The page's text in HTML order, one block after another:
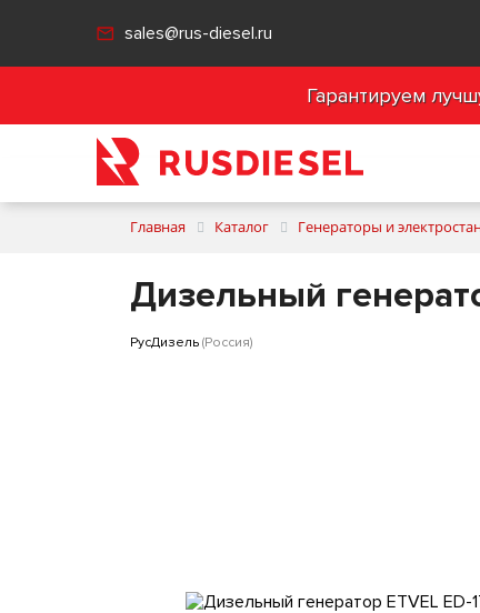
sales@rus-diesel.ru
Гарантируем
Главная Каталог Генераторы и
Дизельный
РусДизель (Россия)